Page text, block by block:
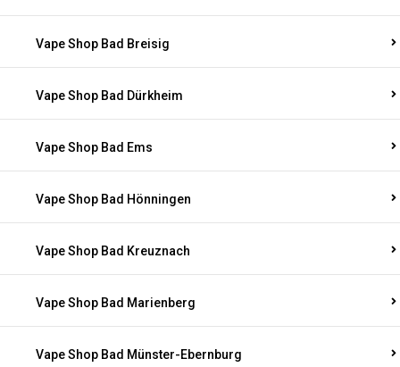
Vape Shop Bad Breisig
Vape Shop Bad Dürkheim
Vape Shop Bad Ems
Vape Shop Bad Hönningen
Vape Shop Bad Kreuznach
Vape Shop Bad Marienberg
Vape Shop Bad Münster-Ebernburg